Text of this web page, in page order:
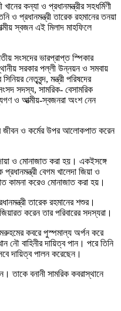
কন্যা ও প্রধানমন্ত্রীর সহধর্মিণী
ও প্রধানমন্ত্রী তারেক রহমানের তনয়া
স্বজন এই মিলাদ মাহফিলে
সংসদের ভারপ্রাপ্ত স্পিকার
সরকার পল্লী উন্নয়ন ও সমবায়
নেতৃবৃন্দ, মন্ত্রী পরিষদের
সদস্য, সামরিক- বেসামরিক
ও আত্মীয়-স্বজনরা অংশ নেন
জীবন ও কর্মের উপর আলোকপাত করেন
ও মোনাজাত করা হয়। একইসঙ্গে
প্রধানমন্ত্রী বেগম খালেদা জিয়া ও
কামনা করেও মোনাজাত করা হয়।
তারেক রহমানের শশুর।
করেন তার পরিবারের সদস্যরা।
কবরে পুস্পমাল্য অর্পন করে
নৌ বাহিনীর দায়িত্ব পান। পরে তিনি
দায়িত্ব পালন করেছেন।
তাকে বনানী সামরিক কবরাস্থানে